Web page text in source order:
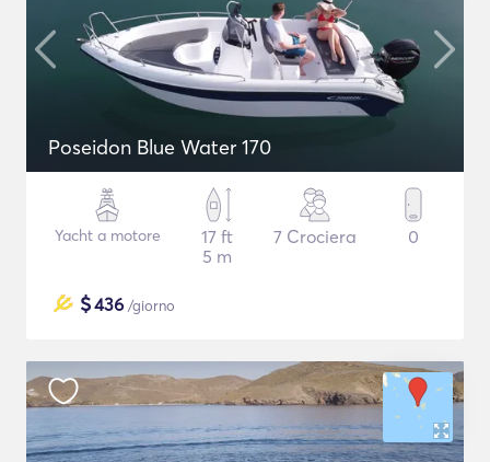
Poseidon Blue Water 170
Yacht a motore
17 ft
5 m
7 Crociera 0
$436 /giorno